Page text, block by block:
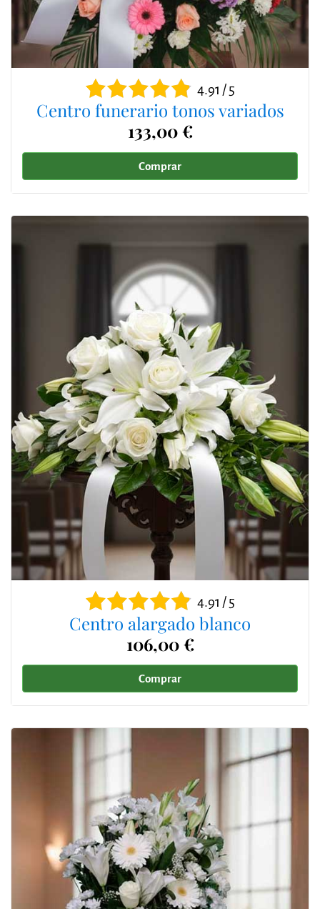
4.91 / 5
Centro funerario tonos variados
133,00 €
Comprar
4.91 / 5
Centro alargado blanco
106,00 €
Comprar